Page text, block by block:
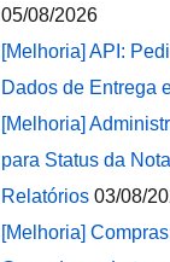
05/08/2026
[Melhoria] API:
Dados de Entrega
[Melhoria]
para Status da
Relatórios 03/08/
[Melhoria]